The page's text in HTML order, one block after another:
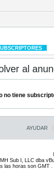
al
no tiene
AYUDAR
Sub I, LLC dba
las horas son GMT .